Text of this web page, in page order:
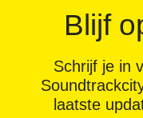
Blijf
Schrijf je in
laatste